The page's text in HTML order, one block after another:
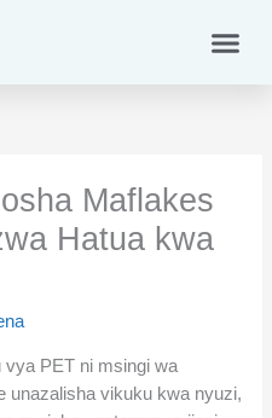
Maflakes
Hatua kwa
PET ni msingi wa
unazalisha vikuku kwa nyuzi,